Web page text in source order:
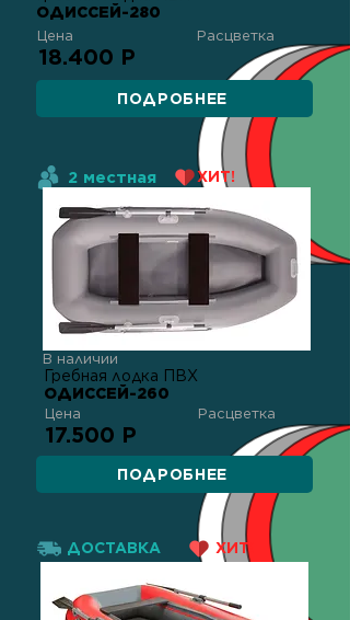
ОДИССЕЙ-280
Цена Расцветка
18.400 Р
ПОДРОБНЕЕ
2 местная ХИТ!
В наличии
Гребная лодка ПВХ
ОДИССЕЙ-260
Цена Расцветка
17.500 Р
ПОДРОБНЕЕ
ДОСТАВКА ХИТ!